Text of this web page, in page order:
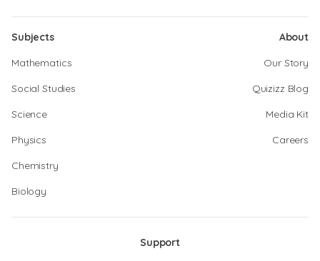
Subjects
Mathematics
Social Studies
Science
Physics
Chemistry
Biology
About
Our Story
Quizizz Blog
Media Kit
Careers
Support